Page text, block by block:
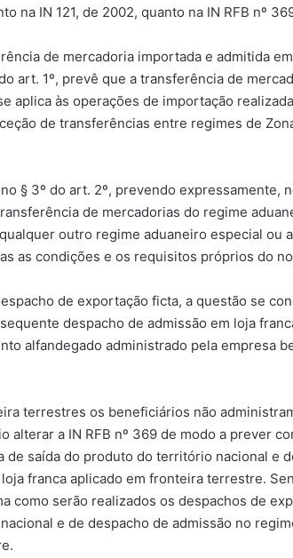
na IN 121, de 2002, quanto na IN RFB nº
de mercadoria importada e admitida
art. 1º, prevê que a transferência de
aplica às operações de importação
de transferências entre regimes de
§ 3º do art. 2º, prevendo expressamente,
de mercadorias do regime
outro regime aduaneiro especial ou
as condições e os requisitos próprios do
de exportação ficta, a questão se
despacho de admissão em loja
alfandegado administrado pela empresa
terrestres os beneficiários não
alterar a IN RFB nº 369 de modo a prever
saída do produto do território nacional e
franca aplicado em fronteira terrestre.
como serão realizados os despachos de
e de despacho de admissão no